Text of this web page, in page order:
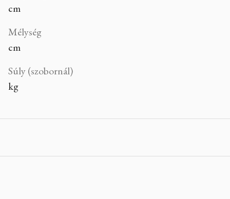
cm
Mélység
cm
Súly (szobornál)
kg